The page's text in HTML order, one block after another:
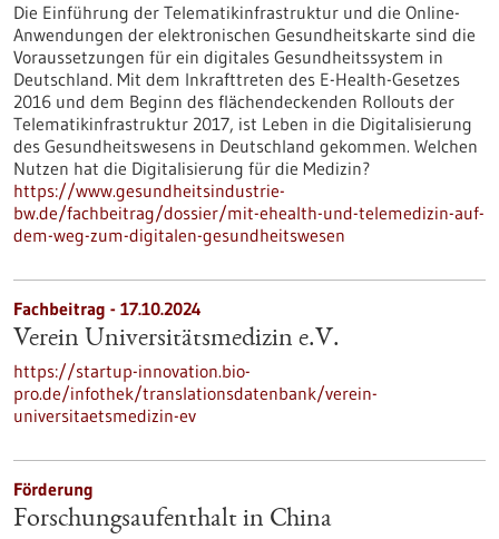
Die Einführung der Telematikinfrastruktur und die Online-
Anwendungen der elektronischen Gesundheitskarte sind die
Voraussetzungen für ein digitales Gesundheitssystem in
Deutschland. Mit dem Inkrafttreten des E-Health-Gesetzes
2016 und dem Beginn des flächendeckenden Rollouts der
Telematikinfrastruktur 2017, ist Leben in die Digitalisierung
des Gesundheitswesens in Deutschland gekommen. Welchen
Nutzen hat die Digitalisierung für die Medizin?
https://www.gesundheitsindustrie-
bw.de/fachbeitrag/dossier/mit-ehealth-und-telemedizin-auf-
dem-weg-zum-digitalen-gesundheitswesen
Fachbeitrag - 17.10.2024
Verein Universitätsmedizin e.V.
https://startup-innovation.bio-
pro.de/infothek/translationsdatenbank/verein-
universitaetsmedizin-ev
Förderung
Forschungsaufenthalt in China